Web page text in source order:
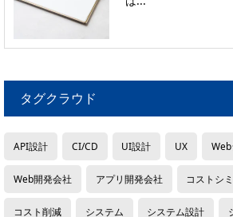
タグクラウド
API設計 CI/CD UI設計 UX
Web開発会社 アプリ開発会社 コストシ
コスト削減 システム システム設計